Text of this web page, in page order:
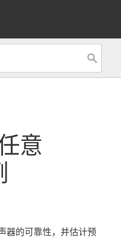
意
器的可靠性，并估计预